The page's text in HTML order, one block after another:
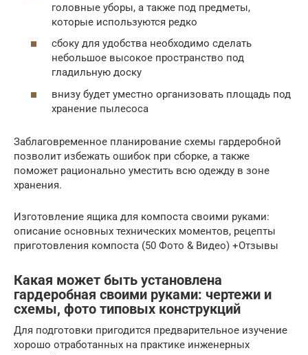
головные уборы, а также под предметы,
которые используются редко
сбоку для удобства необходимо сделать
небольшое высокое пространство под
гладильную доску
внизу будет уместно организовать площадь под
хранение пылесоса
Заблаговременное планирование схемы гардеробной
позволит избежать ошибок при сборке, а также
поможет рационально уместить всю одежду в зоне
хранения.
Изготовление ящика для компоста своими руками:
описание основных технических моментов, рецепты
приготовления компоста (50 Фото & Видео) +Отзывы
Какая может быть установлена
гардеробная своими руками: чертежи и
схемы, фото типовых конструкций
Для подготовки пригодится предварительное изучение
хорошо отработанных на практике инженерных